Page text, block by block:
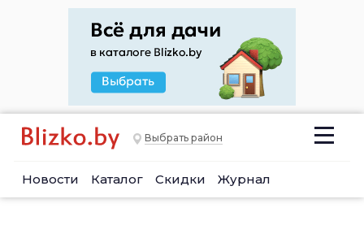
Выбрать район
Новости Каталог Скидки Журнал